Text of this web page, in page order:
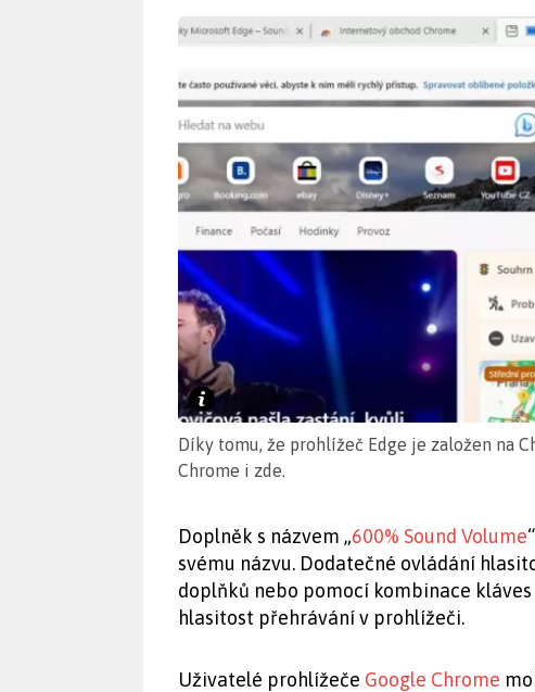
Díky tomu, že prohlížeč Edge je založen na
Chrome i zde.
Doplněk s názvem „600% Sound Volume
svému názvu. Dodatečné ovládání
doplňků nebo pomocí kombinace
hlasitost přehrávání v prohlížeči.
Uživatelé prohlížeče Google Chrome